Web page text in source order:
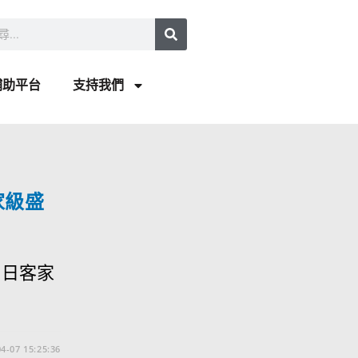
平台 支持我們
盛
客家
07 15:25:36